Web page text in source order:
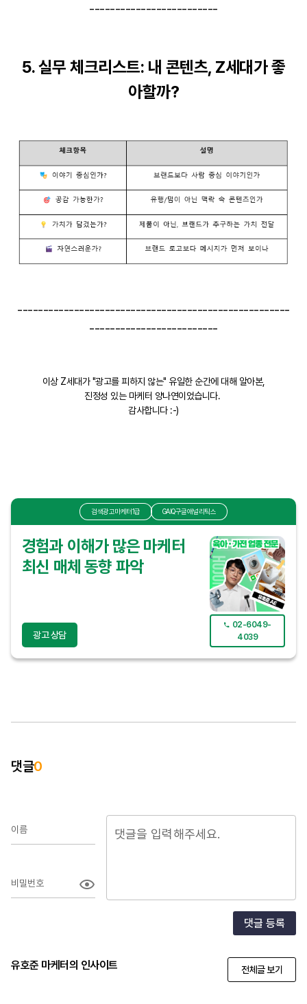
-------------------------
5. 실무 체크리스트: 내 콘텐츠, Z세대가 좋
아할까?
-----------------------------------------------------
-------------------------
이상 Z세대가 "광고를 피하지 않는" 유일한 순간에 대해 알아본,
진정성 있는 마케터 양나연이었습니다.
감사합니다 :-)
검색광고마케터1급 GAIQ구글애널리틱스
경험과 이해가 많은 마케터
최신 매체 동향 파악
광고 상담
02-6049-
4039
댓글0
이름
비밀번호
댓글 등록
유호준 마케터의 인사이트 전체글 보기